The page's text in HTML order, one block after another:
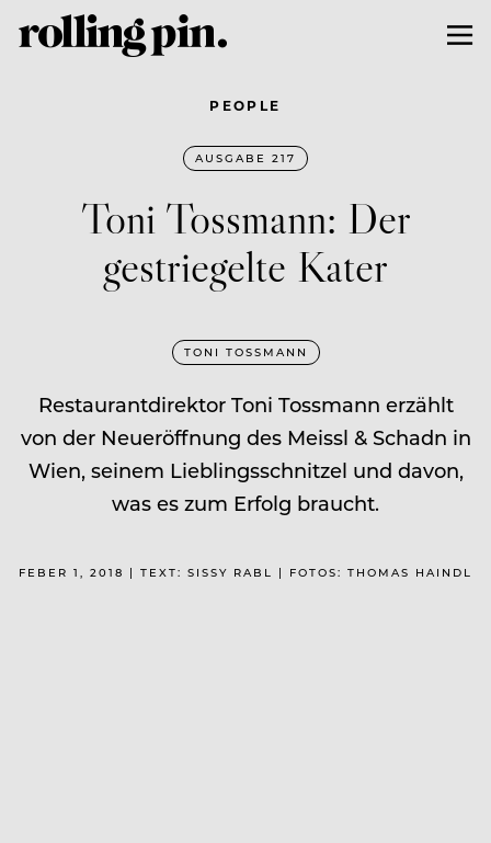
PEOPLE
AUSGABE 217
Toni Tossmann: Der
gestriegelte Kater
TONI TOSSMANN
Restaurantdirektor Toni Tossmann erzählt
von der Neueröffnung des Meissl & Schadn in
Wien, seinem Lieblingsschnitzel und davon,
was es zum Erfolg braucht.
FEBER 1, 2018 | TEXT: SISSY RABL | FOTOS: THOMAS HAINDL